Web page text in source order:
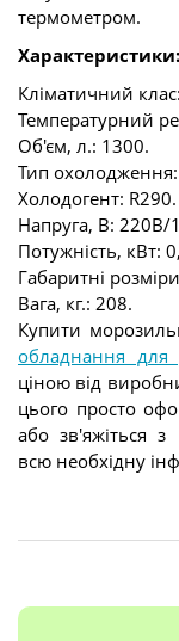
термометром.
Характеристики:
Кліматичний
Температурний
Об'єм, л.: 1300.
Тип
Холодогент: R290.
Напруга, В: 220В/
Потужність, кВт:
Габаритні
Вага, кг.: 208.
Купити
обладнання для
ціною від
цього просто
або зв'яжіться
всю необхідну